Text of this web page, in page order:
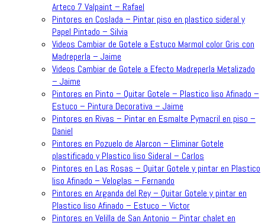
Arteco 7 Valpaint – Rafael
Pintores en Coslada – Pintar piso en plastico sideral y
Papel Pintado – Silvia
Videos Cambiar de Gotele a Estuco Marmol color Gris con
Madreperla – Jaime
Videos Cambiar de Gotele a Efecto Madreperla Metalizado
– Jaime
Pintores en Pinto – Quitar Gotele – Plastico liso Afinado –
Estuco – Pintura Decorativa – Jaime
Pintores en Rivas – Pintar en Esmalte Pymacril en piso –
Daniel
Pintores en Pozuelo de Alarcon – Eliminar Gotele
plastificado y Plastico liso Sideral – Carlos
Pintores en Las Rosas – Quitar Gotele y pintar en Plastico
liso Afinado – Veloglas – Fernando
Pintores en Arganda del Rey – Quitar Gotele y pintar en
Plastico liso Afinado – Estuco – Victor
Pintores en Velilla de San Antonio – Pintar chalet en